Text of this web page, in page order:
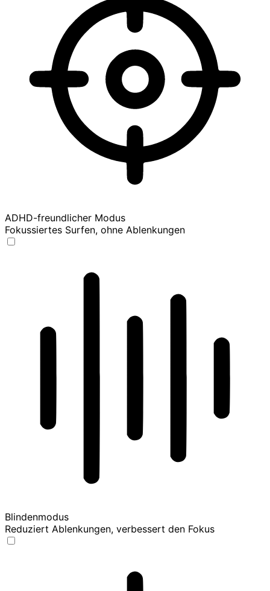
ADHD-freundlicher Modus
Fokussiertes Surfen, ohne Ablenkungen
Blindenmodus
Reduziert Ablenkungen, verbessert den Fokus